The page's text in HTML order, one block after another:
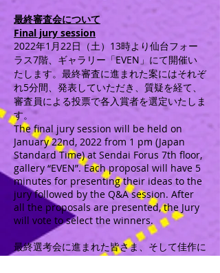
最終審査会について
Final jury session
2022年1月22日（土）13時より仙台フォー
ラス7階、ギャラリー「EVEN」にて開催い
たします。最終審査に進まれた案にはそれぞ
れ5分間、発表していただき、質疑を経て、
審査員による投票で各入賞者を選定いたしま
す。
The final jury session will be held on
January 22nd, 2022 from 1 pm (Japan
Standard Time) at Sendai Forus 7th floor,
gallery “EVEN”. Each proposal will have 5
minutes for presenting their ideas to the
jury followed by the Q&A session. After
all the proposals are presented, the Jury
will vote to select the winners.
最終選考会に進まれた皆さま、そして佳作に
選ばれました皆さま、おめでとうございま